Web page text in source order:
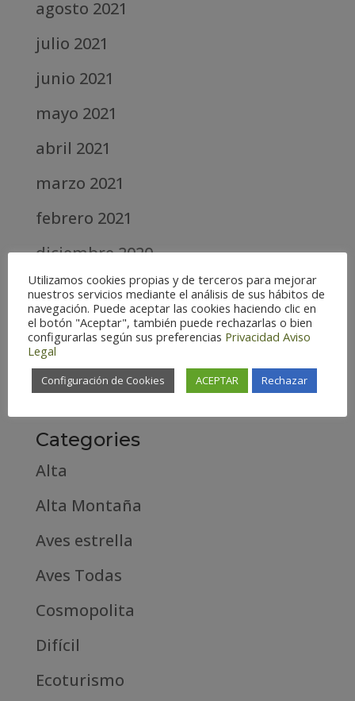
agosto 2021
julio 2021
junio 2021
mayo 2021
abril 2021
marzo 2021
febrero 2021
diciembre 2020
abril 2020
marzo 2020
febrero 2019
septiembre 2018
Categories
Alta
Alta Montaña
Aves estrella
Aves Todas
Cosmopolita
Difícil
Ecoturismo
Utilizamos cookies propias y de terceros para mejorar
nuestros servicios mediante el análisis de sus hábitos de
navegación. Puede aceptar las cookies haciendo clic en
el botón "Aceptar", también puede rechazarlas o bien
configurarlas según sus preferencias Privacidad Aviso
Legal
Configuración de Cookies ACEPTAR Rechazar